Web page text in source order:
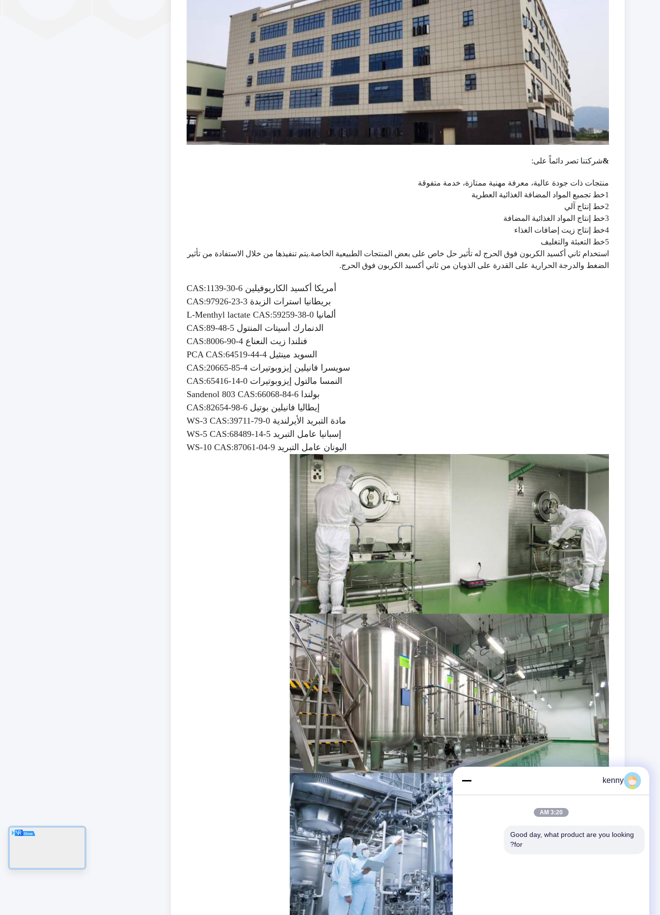
&شركتنا تصر دائماً على:
منتجات ذات جودة عالية، معرفة مهنية ممتازة، خدمة متفوقة
1خط تجميع المواد المضافة الغذائية العطرية
2خط إنتاج آلي
3خط إنتاج المواد الغذائية المضافة
4خط إنتاج زيت إضافات الغذاء
5خط التعبئة والتغليف
استخدام ثاني أكسيد الكربون فوق الحرج له تأثير حل خاص على بعض المنتجات الطبيعية الخاصة.يتم تنفيذها من خلال الاستفادة من تأثير
الضغط والدرجة الحرارية على القدرة على الذوبان من ثاني أكسيد الكربون فوق الحرج.
أمريكا أكسيد الكاريوفيلين CAS:1139-30-6
بريطانيا استرات الزبدة CAS:97926-23-3
ألمانيا L-Menthyl lactate CAS:59259-38-0
الدنمارك أسيتات المنتول CAS:89-48-5
فنلندا زيت النعناع CAS:8006-90-4
السويد مينثيل PCA CAS:64519-44-4
سويسرا فانيلين إيزوبوتيرات CAS:20665-85-4
النمسا مالتول إيزوبوتيرات CAS:65416-14-0
بولندا Sandenol 803 CAS:66068-84-6
إيطاليا فانيلين بوتيل CAS:82654-98-6
مادة التبريد الأيرلندية WS-3 CAS:39711-79-0
إسبانيا عامل التبريد WS-5 CAS:68489-14-5
اليونان عامل التبريد WS-10 CAS:87061-04-9
kenny
3:20 AM
Good day, what product are you looking
for?